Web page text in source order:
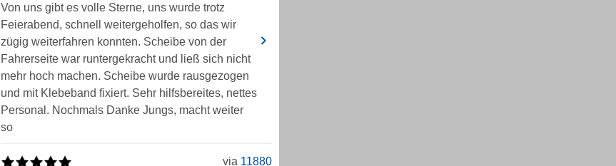
Von uns gibt es volle Sterne, uns wurde trotz
Feierabend, schnell weitergeholfen, so das wir
zügig weiterfahren konnten. Scheibe von der
Fahrerseite war runtergekracht und ließ sich nicht
mehr hoch machen. Scheibe wurde rausgezogen
und mit Klebeband fixiert. Sehr hilfsbereites, nettes
Personal. Nochmals Danke Jungs, macht weiter
so
via 11880